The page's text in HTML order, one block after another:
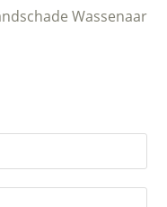
Wassenaar